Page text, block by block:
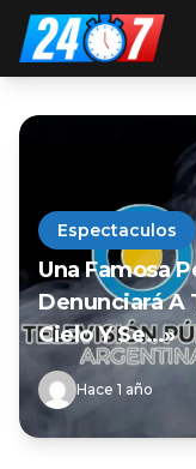
Espectaculos
Una Famosa
Denunciará A
Cielo Y Se…»
Hace 1 año